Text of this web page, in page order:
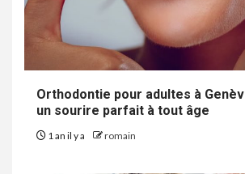
Orthodontie pour adultes à
un sourire parfait à tout âge
1 an il y a romain